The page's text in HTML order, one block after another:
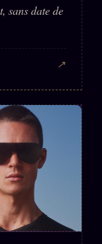
sans date de
↗